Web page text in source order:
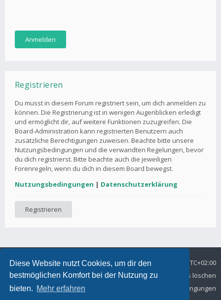
Diese Website nutzt Cookies, um dir den
bestmöglichen Komfort bei der Nutzung zu
bieten. Mehr erfahren
Registrieren
Du musst in diesem Forum registriert sein, um dich anmelden zu
können. Die Registrierung ist in wenigen Augenblicken erledigt
und ermöglicht dir, auf weitere Funktionen zuzugreifen. Die
Board-Administration kann registrierten Benutzern auch
zusätzliche Berechtigungen zuweisen. Beachte bitte unsere
Nutzungsbedingungen und die verwandten Regelungen, bevor
du dich registrierst. Bitte beachte auch die jeweiligen
Forenregeln, wenn du dich in diesem Board bewegst.
Nutzungsbedingungen | Datenschutzerklärung
Registrieren
Foren-Übersicht Alle Zeiten sind
UTC+02:00
Alle Cookies löschen
Kontakt
Datenschutz
Nutzungsbedingungen